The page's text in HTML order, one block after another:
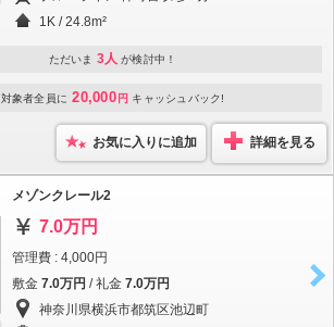
1K / 24.8m²
ただいま 3人 が検討中！
対象者全員に 20,000 円 キャッシュバック!
お気に入りに追加 詳細を見る
メゾンクレール2
7.0万円
管理費 : 4,000円
敷金 7.0万円 / 礼金 7.0万円
神奈川県横浜市都筑区池辺町